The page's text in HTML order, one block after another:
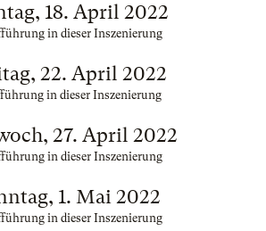
18. April 2022
in dieser Inszenierung
22. April 2022
in dieser Inszenierung
27. April 2022
in dieser Inszenierung
1. Mai 2022
in dieser Inszenierung